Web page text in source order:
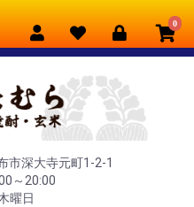
0
市深大寺元町1-2-1
～20:00
曜日